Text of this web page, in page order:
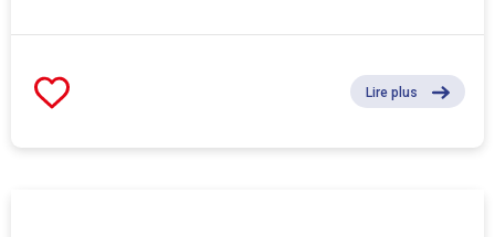
Lire plus